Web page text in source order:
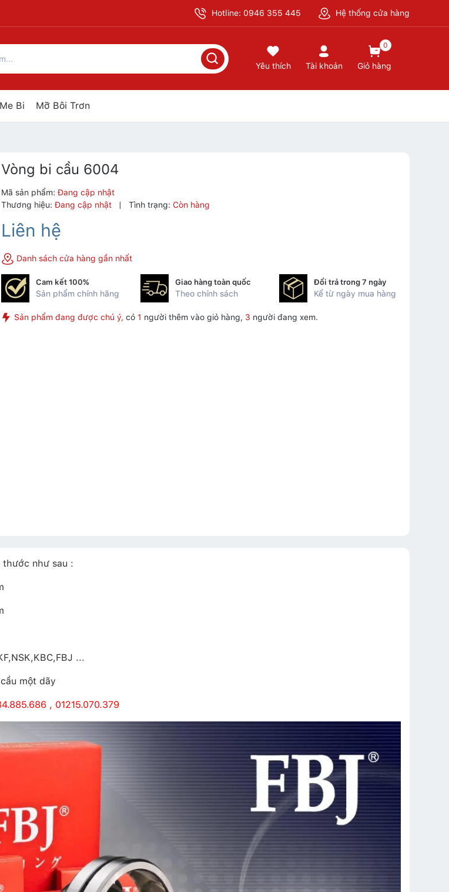
Hotline: 0946 355 445 Hệ thống cửa hàng
Yêu thích Tài khoản
0
Giỏ hàng
Bi Mỡ Bôi Trơn
Vòng bi cầu 6004
Mã sản phẩm: Đang cập nhật
Thương hiệu: Đang cập nhật | Tình trạng: Còn hàng
Liên hệ
Danh sách cửa hàng gần nhất
Cam kết 100%
Sản phẩm chính hãng
Giao hàng toàn quốc
Theo chính sách
Đổi trả trong 7 ngày
Kể từ ngày mua hàng
Sản phẩm đang được chú ý, có 1 người thêm vào giỏ hàng, 3 người đang xem.
thước như sau :
...
một dãy
, 01215.070.379